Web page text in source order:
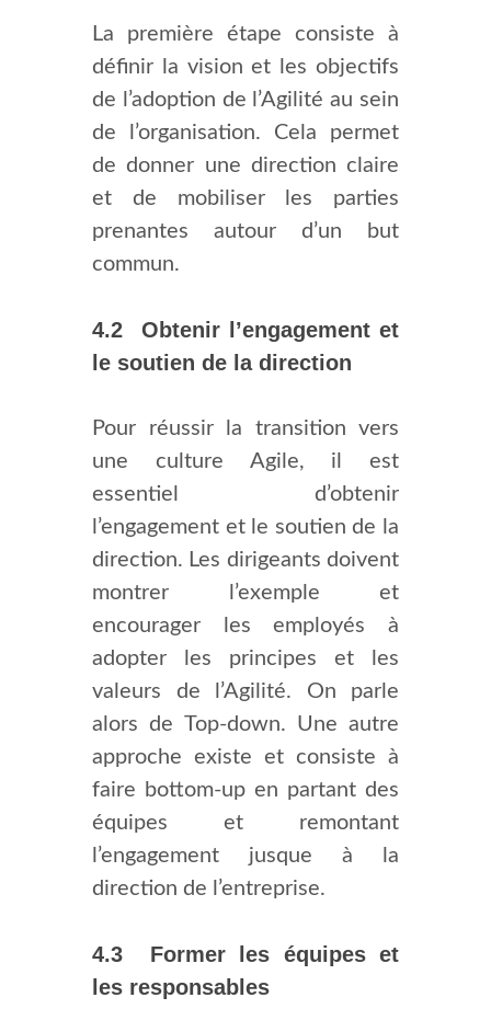
La première étape consiste à
définir la vision et les objectifs
de l’adoption de l’Agilité au sein
de l’organisation. Cela permet
de donner une direction claire
et de mobiliser les parties
prenantes autour d’un but
commun.
4.2 Obtenir l’engagement et
le soutien de la direction
Pour réussir la transition vers
une culture Agile, il est
essentiel d’obtenir
l’engagement et le soutien de la
direction. Les dirigeants doivent
montrer l’exemple et
encourager les employés à
adopter les principes et les
valeurs de l’Agilité. On parle
alors de Top-down. Une autre
approche existe et consiste à
faire bottom-up en partant des
équipes et remontant
l’engagement jusque à la
direction de l’entreprise.
4.3 Former les équipes et
les responsables